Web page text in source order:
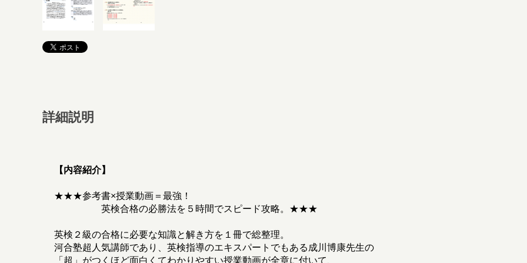
詳細説明
【内容紹介】
★★★参考書×授業動画＝最強！
英検合格の必勝法を５時間でスピード攻略。★★★
英検２級の合格に必要な知識と解き方を１冊で総整理。
河合塾超人気講師であり、英検指導のエキスパートでもある成川博康先生の
「超」がつくほど面白くてわかりやすい授業動画が全章に付いて、